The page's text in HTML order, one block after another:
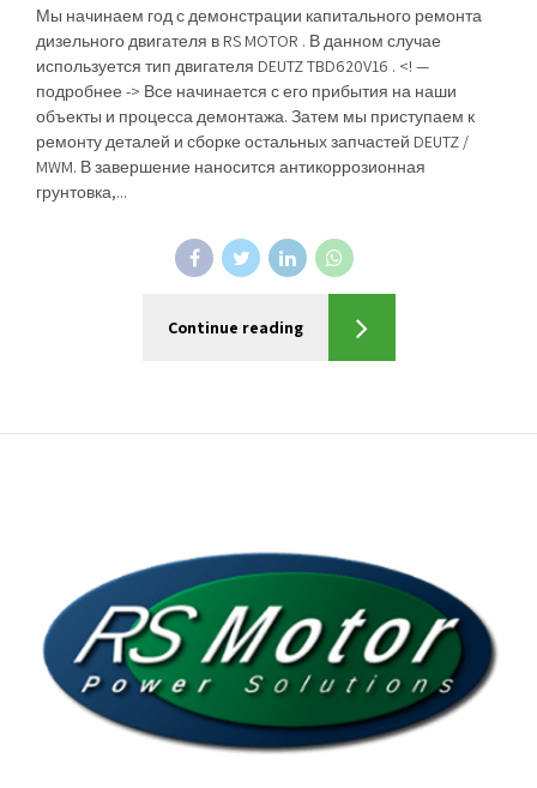
Мы начинаем год с демонстрации капитального ремонта
дизельного двигателя в RS MOTOR . В данном случае
используется тип двигателя DEUTZ TBD620V16 . <! —
подробнее -> Все начинается с его прибытия на наши
объекты и процесса демонтажа. Затем мы приступаем к
ремонту деталей и сборке остальных запчастей DEUTZ /
MWM. В завершение наносится антикоррозионная
грунтовка,...
Continue reading